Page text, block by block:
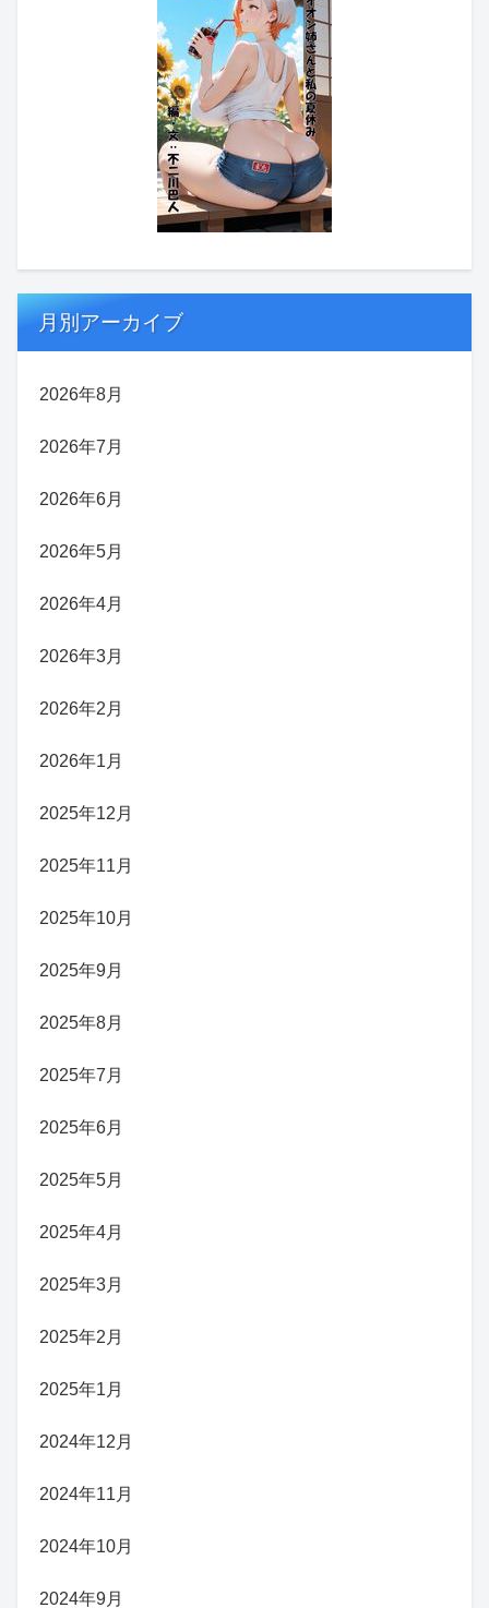
月別アーカイブ
2026年8月
2026年7月
2026年6月
2026年5月
2026年4月
2026年3月
2026年2月
2026年1月
2025年12月
2025年11月
2025年10月
2025年9月
2025年8月
2025年7月
2025年6月
2025年5月
2025年4月
2025年3月
2025年2月
2025年1月
2024年12月
2024年11月
2024年10月
2024年9月